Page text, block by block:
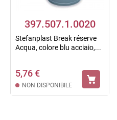
397.507.1.0020
Stefanplast Break réserve
Acqua, colore blu acciaio,...
5,76 €
NON DISPONIBILE